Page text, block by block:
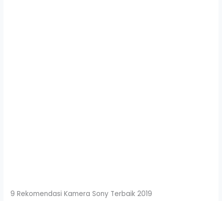
9 Rekomendasi Kamera Sony Terbaik 2019